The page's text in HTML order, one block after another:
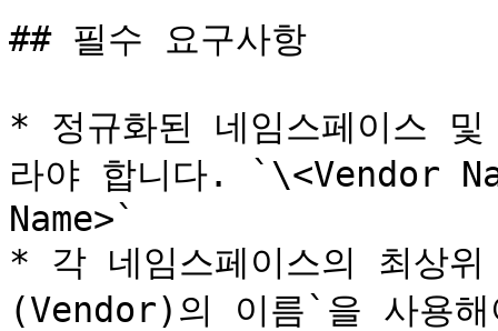
## 필수 요구사항
* 정규화된 네임스페이스
라야 합니다. `\<Vendor
Name>`
* 각 네임스페이스의 최상
(Vendor)의 이름`을 사용